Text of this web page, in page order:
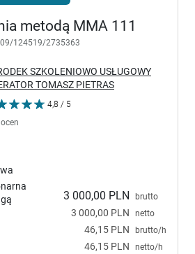
metodą MMA 111
124519/2735363
SZKOLENIOWO USŁUGOWY
TOMASZ PIETRAS
4,8 / 5
3 000,00 PLN brutto
3 000,00 PLN netto
46,15 PLN brutto/h
46,15 PLN netto/h